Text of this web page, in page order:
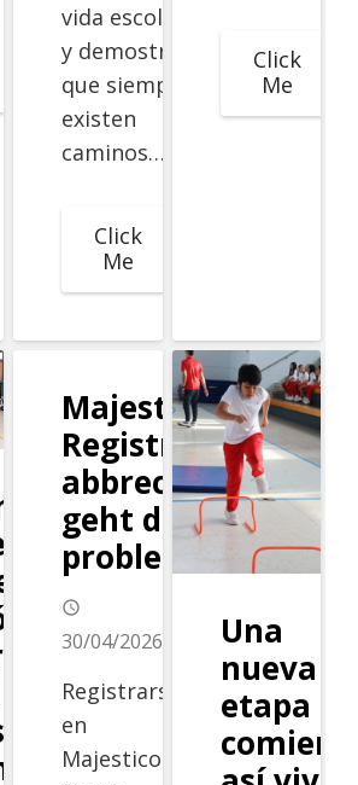
vida escolar
y demostrar
que siempre
existen
caminos…
Click
Me
Click
Me
el
un
de
Majestico
Registrierung
abbrechen –
geht das
problemlos?
access_time
30/04/2026
Registrarse
en
Majestico
Una
nueva
etapa